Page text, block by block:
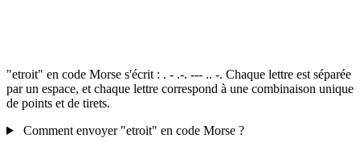
"etroit" en code Morse s'écrit : . - .-. --- .. -. Chaque lettre est séparée
par un espace, et chaque lettre correspond à une combinaison unique
de points et de tirets.
Comment envoyer "etroit" en code Morse ?